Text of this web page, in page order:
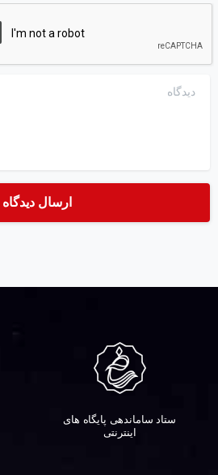
دیدگاه
ستاد ساماندهی پایگاه های
اینترنتی